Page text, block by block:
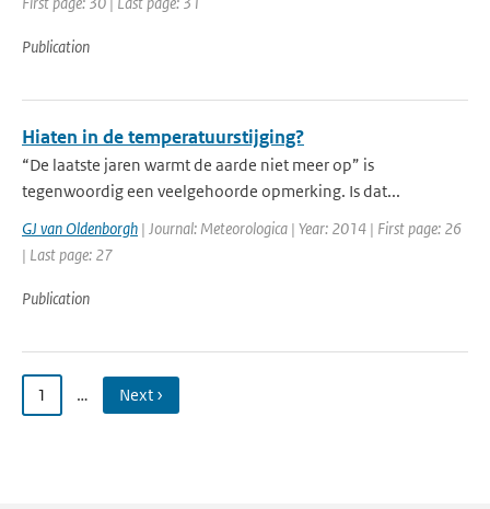
Publication
Hiaten in de temperatuurstijging?
“De laatste jaren warmt de aarde niet meer op” is
tegenwoordig een veelgehoorde opmerking. Is dat...
GJ van Oldenborgh | Journal: Meteorologica | Year: 2014 | First page: 26
| Last page: 27
Publication
1 … Next ›